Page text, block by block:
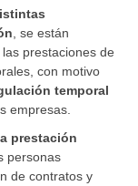
, se están
prestaciones de
con motivo
temporal
empresas.
prestación
personas
de contratos y